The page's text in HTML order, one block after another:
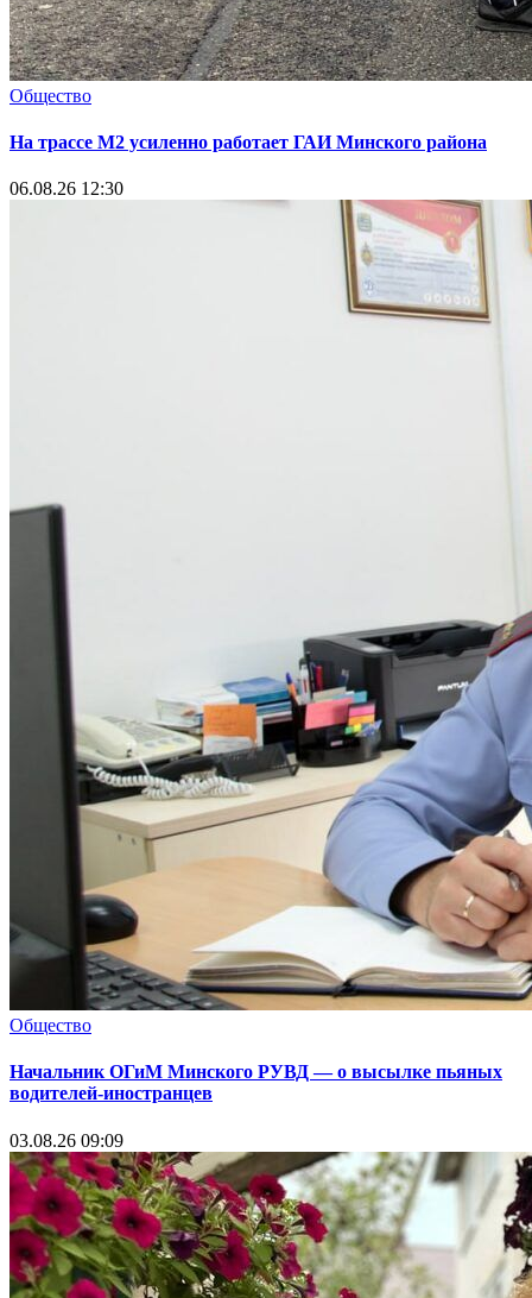
Общество
На трассе М2 усиленно работает ГАИ Минского района
06.08.26 12:30
Общество
Начальник ОГиМ Минского РУВД — о высылке пьяных
водителей-иностранцев
03.08.26 09:09